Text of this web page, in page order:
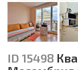
ID 15498